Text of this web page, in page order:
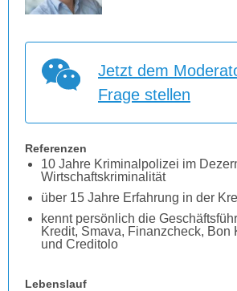
Jetzt dem
Frage stellen
Referenzen
10 Jahre Kriminalpolizei im
Wirtschaftskriminalität
über 15 Jahre Erfahrung in der
kennt persönlich die
Kredit, Smava, Finanzcheck, Bon
und Creditolo
Lebenslauf